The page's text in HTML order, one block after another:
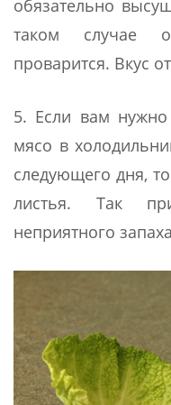
обязательно
таком случае
проварится. Вкус
5. Если вам
мясо в
следующего дня,
листья. Так
неприятного